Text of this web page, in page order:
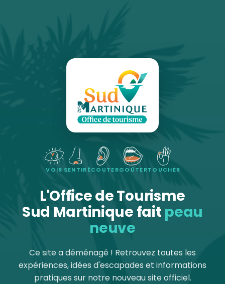
VOIR SENTIRÉCOUTERGOÛTERTOUCHER
L'Office de Tourisme
Sud Martinique fait peau
neuve
Ce site a déménagé ! Retrouvez toutes les
expériences, idées d'escapades et informations
pratiques sur notre nouveau site officiel.